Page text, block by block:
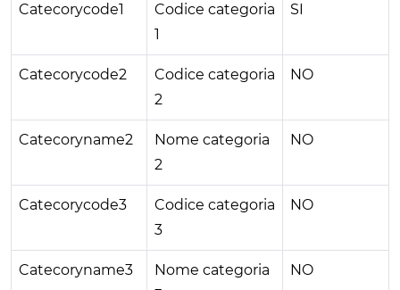
Catecorycode1
Codice categoria
1
SI
Catecorycode2
Codice categoria
2
NO
Catecoryname2
Nome categoria
2
NO
Catecorycode3
Codice categoria
3
NO
Catecoryname3
Nome categoria
NO